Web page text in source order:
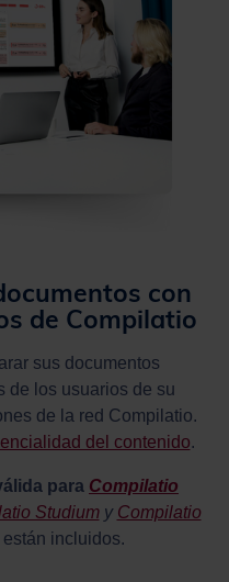
con
de Compilatio
sus documentos
de los usuarios de su
de la red Compilatio.
del contenido.
para Compilatio
Studiumy Compilatio
incluidos.